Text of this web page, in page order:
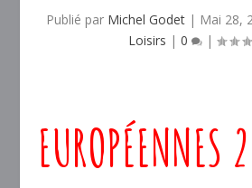
Publié par Michel Godet| Mai 28,
Loisirs | 0 |